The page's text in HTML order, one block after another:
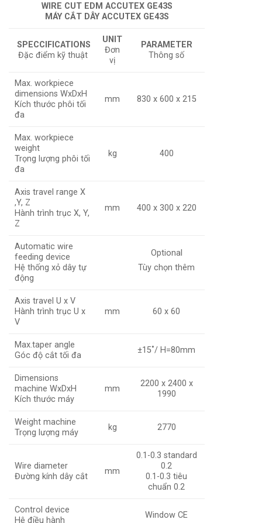
WIRE CUT EDM ACCUTEX GE43S
MÁY CẮT DÂY ACCUTEX GE43S
SPECCIFICATIONS
Đặc điểm kỹ thuật
UNIT
Đơn
vị
PARAMETER
Thông số
Max. workpiece
dimensions WxDxH
Kích thước phôi tối
đa
mm 830 x 600 x 215
Max. workpiece
weight
Trọng lượng phôi tối
đa
kg 400
Axis travel range X
,Y, Z
Hành trình trục X, Y,
Z
mm 400 x 300 x 220
Automatic wire
feeding device
Hệ thống xỏ dây tự
động
Optional
Tùy chọn thêm
Axis travel U x V
Hành trình trục U x
V
mm 60 x 60
Max.taper angle
Góc độ cắt tối đa
±15˚/ H=80mm
Dimensions
machine WxDxH
Kích thước máy
mm
2200 x 2400 x
1990
Weight machine
Trọng lượng máy
kg 2770
Wire diameter
Đường kính dây cắt
mm
0.1-0.3 standard
0.2
0.1-0.3 tiêu
chuẩn 0.2
Control device
Hệ điều hành
Window CE